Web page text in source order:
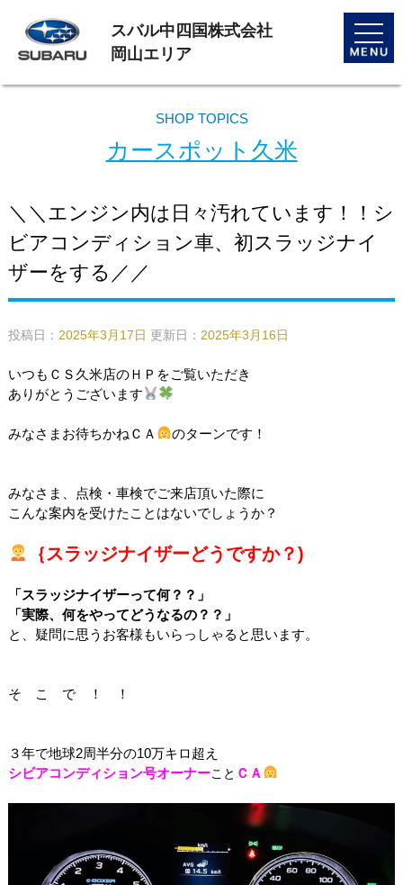
toggle
スバル中四国株式会社
岡山エリア
SHOP TOPICS
カースポット久米
＼＼エンジン内は日々汚れています！！シ
ビアコンディション車、初スラッジナイ
ザーをする／／
投稿日： 2025年3月17日 更新日： 2025年3月16日
いつもＣＳ久米店のＨＰをご覧いただき
ありがとうございます
みなさまお待ちかねＣＡ のターンです！
みなさま、点検・車検でご来店頂いた際に
こんな案内を受けたことはないでしょうか？
｛スラッジナイザーどうですか？)
「スラッジナイザーって何？？」
「実際、何をやってどうなるの？？」
と、疑問に思うお客様もいらっしゃると思います。
そ こ で ！ ！
３年で地球2周半分の10万キロ超え
シビアコンディション号オーナーこと ＣＡ